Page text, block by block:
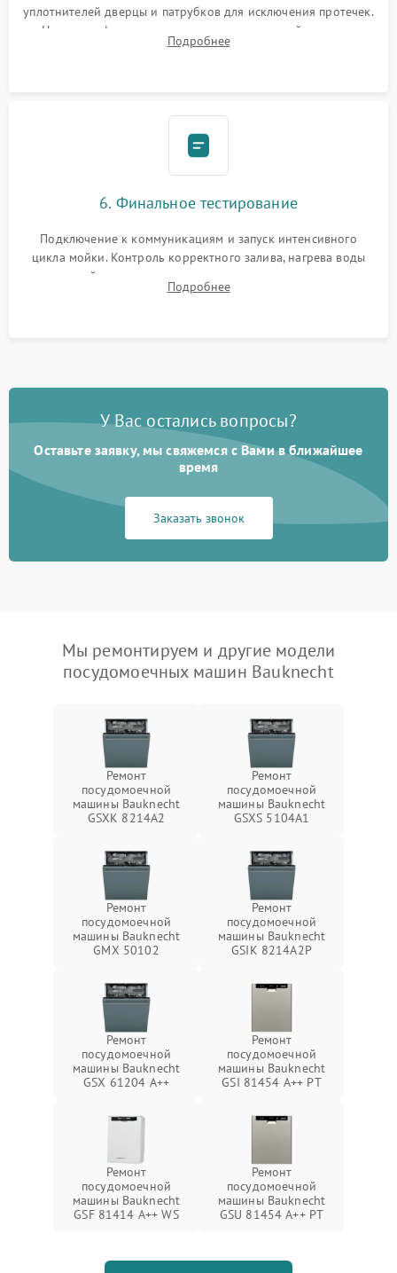
уплотнителей дверцы и патрубков для исключения протечек.
Надежная фиксация хомутов гидравлической системы,
сборка корпуса и установка датчика поплавка.
Подробнее
6. Финальное тестирование
Подключение к коммуникациям и запуск интенсивного
цикла мойки. Контроль корректного залива, нагрева воды
до нужной температуры, отсутствия посторонних шумов,
штатного слива и абсолютной сухости в поддоне.
Подробнее
У Вас остались вопросы?
Оставьте заявку, мы свяжемся с Вами в ближайшее
время
Заказать звонок
Мы ремонтируем и другие модели
посудомоечных машин Bauknecht
Ремонт
посудомоечной
машины Bauknecht
GSXK 8214A2
Ремонт
посудомоечной
машины Bauknecht
GSXS 5104A1
Ремонт
посудомоечной
машины Bauknecht
GMX 50102
Ремонт
посудомоечной
машины Bauknecht
GSIK 8214A2P
Ремонт
посудомоечной
машины Bauknecht
GSX 61204 A++
Ремонт
посудомоечной
машины Bauknecht
GSI 81454 A++ PT
Ремонт
посудомоечной
машины Bauknecht
GSF 81414 A++ WS
Ремонт
посудомоечной
машины Bauknecht
GSU 81454 A++ PT